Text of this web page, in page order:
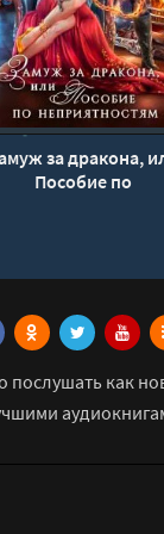
за дракона,
Пособие по
послушать как